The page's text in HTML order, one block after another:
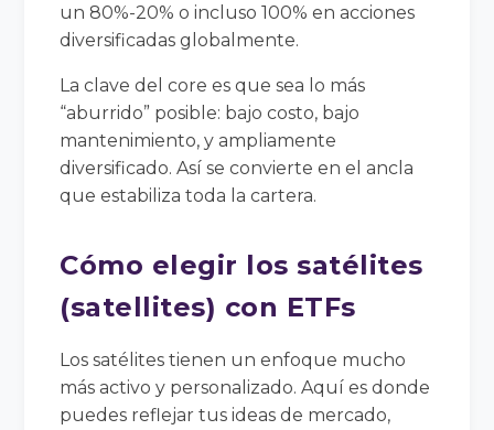
un 80%-20% o incluso 100% en acciones
diversificadas globalmente.
La clave del core es que sea lo más
“aburrido” posible: bajo costo, bajo
mantenimiento, y ampliamente
diversificado. Así se convierte en el ancla
que estabiliza toda la cartera.
Cómo elegir los satélites
(satellites) con ETFs
Los satélites tienen un enfoque mucho
más activo y personalizado. Aquí es donde
puedes reflejar tus ideas de mercado,